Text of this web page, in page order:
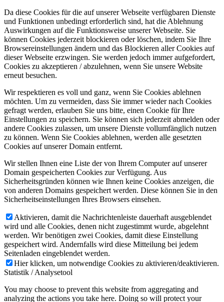
Da diese Cookies für die auf unserer Webseite verfügbaren Dienste
und Funktionen unbedingt erforderlich sind, hat die Ablehnung
Auswirkungen auf die Funktionsweise unserer Webseite. Sie
können Cookies jederzeit blockieren oder löschen, indem Sie Ihre
Browsereinstellungen ändern und das Blockieren aller Cookies auf
dieser Webseite erzwingen. Sie werden jedoch immer aufgefordert,
Cookies zu akzeptieren / abzulehnen, wenn Sie unsere Website
erneut besuchen.
Wir respektieren es voll und ganz, wenn Sie Cookies ablehnen
möchten. Um zu vermeiden, dass Sie immer wieder nach Cookies
gefragt werden, erlauben Sie uns bitte, einen Cookie für Ihre
Einstellungen zu speichern. Sie können sich jederzeit abmelden oder
andere Cookies zulassen, um unsere Dienste vollumfänglich nutzen
zu können. Wenn Sie Cookies ablehnen, werden alle gesetzten
Cookies auf unserer Domain entfernt.
Wir stellen Ihnen eine Liste der von Ihrem Computer auf unserer
Domain gespeicherten Cookies zur Verfügung. Aus
Sicherheitsgründen können wie Ihnen keine Cookies anzeigen, die
von anderen Domains gespeichert werden. Diese können Sie in den
Sicherheitseinstellungen Ihres Browsers einsehen.
Aktivieren, damit die Nachrichtenleiste dauerhaft ausgeblendet
wird und alle Cookies, denen nicht zugestimmt wurde, abgelehnt
werden. Wir benötigen zwei Cookies, damit diese Einstellung
gespeichert wird. Andernfalls wird diese Mitteilung bei jedem
Seitenladen eingeblendet werden.
Hier klicken, um notwendige Cookies zu aktivieren/deaktivieren.
Statistik / Analysetool
You may choose to prevent this website from aggregating and
analyzing the actions you take here. Doing so will protect your